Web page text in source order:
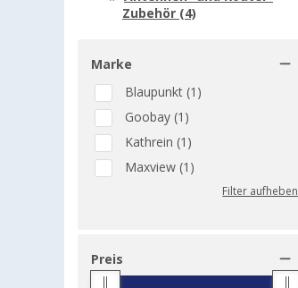
Zubehör (4)
Marke
Blaupunkt (1)
Goobay (1)
Kathrein (1)
Maxview (1)
Filter aufheben
Preis